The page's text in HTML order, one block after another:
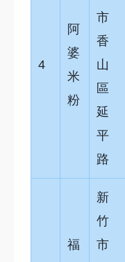
4
阿
婆
米
粉
市
香
山
區
延
平
路
福
新
竹
市